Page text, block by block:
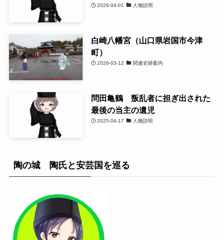
2026-04-01 人物説明
白崎八幡宮（山口県岩国市今津
町）
2026-03-12 関連史跡案内
問田亀鶴 叛乱者に担ぎ出された
最後の当主の遺児
2025-04-17 人物説明
陶の城 陶氏と安芸国を巡る